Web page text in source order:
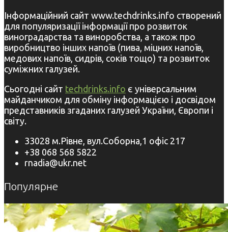
Інформаційний сайт www.techdrinks.info створений
для популяризації інформації про розвиток
виноградарства та виноробства, а також про
виробництво інших напоїв (пива, міцних напоїв,
медових напоїв, сидрів, соків тощо) та розвиток
суміжних галузей.
Сьогодні сайт techdrinks.info є універсальним
майданчиком для обміну інформацією і досвідом
представників згаданих галузей України, Європи і
світу.
33028 м.Рівне, вул.Соборна,1 офіс 217
+38 068 568 5822
rnadia@ukr.net
Популярне